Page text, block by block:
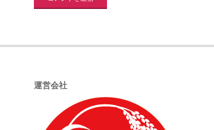
運営会社